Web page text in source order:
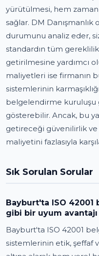
yürütülmesi, hem
sağlar. DM
durumunu analiz eder,
standardın tüm
getirilmesine yardımcı
maliyetleri ise firmanın
sistemlerinin
belgelendirme
gösterebilir. Ancak, bu
getireceği güvenilirlik ve
maliyetini fazlasıyla
Sık Sorulan Sorular
Bayburt'ta ISO
gibi bir uyum avantajı
Bayburt'ta ISO 42001
sistemlerinin etik, şeffaf